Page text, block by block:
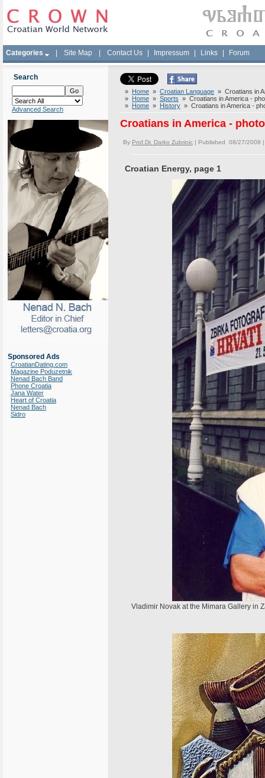
Categories Site Map Contact Us Impressum Links Forum
Search
Advanced Search
Sponsored Ads
CroatianDating.com
Magazine Poduzetnik
Nenad Bach Band
Phone Croatia
Jana Water
Heart of Croatia
Nenad Bach
Sidro
» Home » Croatian Language » Croatians in
» Home » Sports » Croatians in America -
» Home » History » Croatians in America -
Croatians in America -
By Prof.Dr. Darko Zubrinic | Published 08/27/2008
Croatian Energy, page 1
Vladimir Novak at the Mimara Gallery in